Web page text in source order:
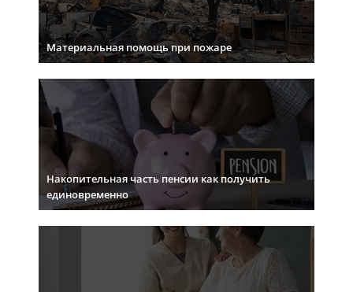
Материальная помощь при пожаре
Накопительная часть пенсии как получить
единовременно